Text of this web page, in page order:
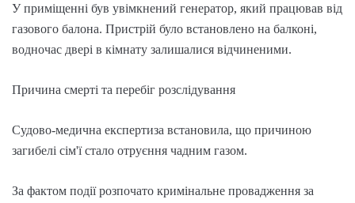
У приміщенні був увімкнений генератор, який працював від
газового балона. Пристрій було встановлено на балконі,
водночас двері в кімнату залишалися відчиненими.
Причина смерті та перебіг розслідування
Судово-медична експертиза встановила, що причиною
загибелі сім'ї стало отруєння чадним газом.
За фактом події розпочато кримінальне провадження за